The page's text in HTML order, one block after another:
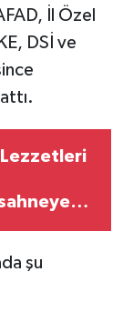
İl Özel
DSİ ve
şu